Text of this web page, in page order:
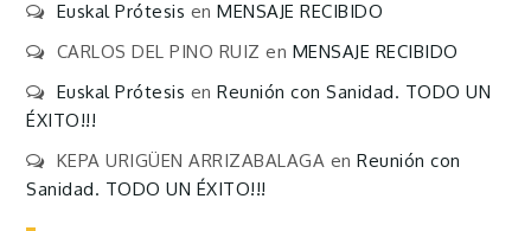
Euskal Prótesis enMENSAJE RECIBIDO
CARLOS DEL PINO RUIZ en MENSAJE RECIBIDO
Euskal Prótesis enReunión con Sanidad. TODO UN
ÉXITO!!!
KEPA URIGÜEN ARRIZABALAGA enReunión con
Sanidad. TODO UN ÉXITO!!!